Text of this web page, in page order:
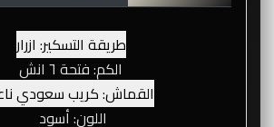
طريقة التسكير: ازرار
الكم: فتحة ٦ انش
القماش: كريب سعودي
اللون: أسود